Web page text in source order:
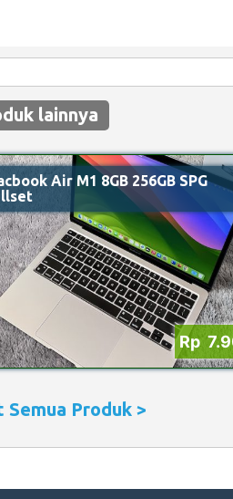
lainnya
Air M1 8GB 256GB SPG
Rp
Semua Produk >